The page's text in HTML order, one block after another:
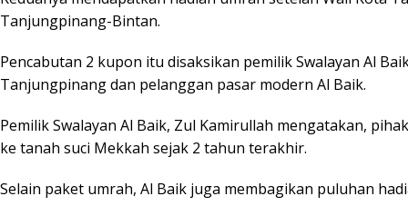
Tanjungpinang-Bintan.
Pencabutan 2 kupon itu disaksikan pemilik Swalayan Al
Tanjungpinang dan pelanggan pasar modern Al Baik.
Pemilik Swalayan Al Baik, Zul Kamirullah mengatakan,
ke tanah suci Mekkah sejak 2 tahun terakhir.
Selain paket umrah, Al Baik juga membagikan puluhan